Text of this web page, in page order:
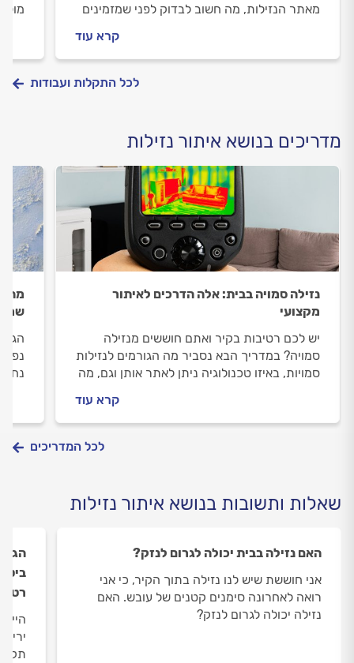
מאתר הנזילות, מה חשוב לבדוק לפני שמזמינים
קרא עוד
מול
לכל התקלות ועבודות
מדריכים בנושא איתור נזילות
נזילה סמויה בבית: אלה הדרכים לאיתור
מקצועי
יש לכם רטיבות בקיר ואתם חוששים מנזילה
סמויה? במדריך הבא נסביר מה הגורמים לנזילות
סמויות, באיזו טכנולוגיה ניתן לאתר אותן וגם, מה
קרא עוד
מה
לכל המדריכים
שאלות ותשובות בנושא איתור נזילות
האם נזילה בבית יכולה לגרום לנזק?
אני חוששת שיש לנו נזילה בתוך הקיר, כי אני
רואה לאחרונה סימנים קטנים של עובש. האם
נזילה יכולה לגרום לנזק?
הגג
היי,